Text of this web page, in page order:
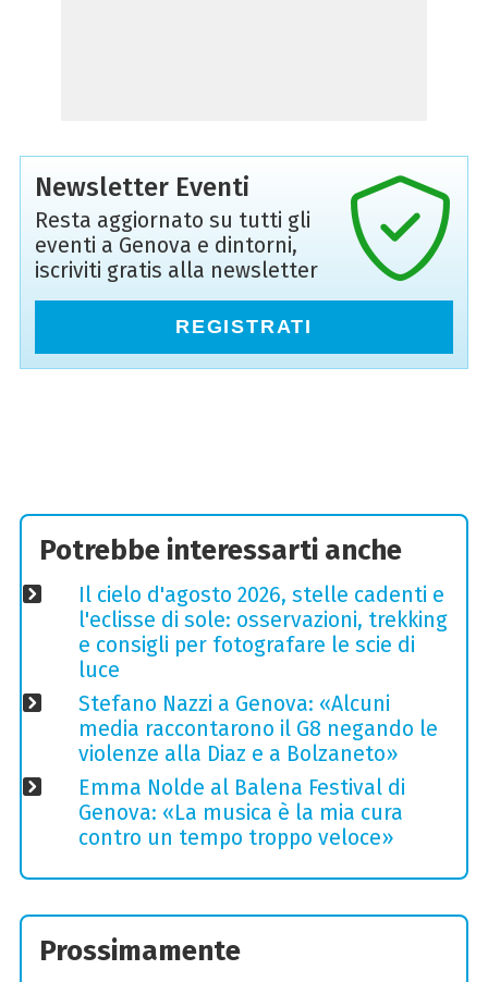
Newsletter Eventi
Resta aggiornato su tutti gli
eventi a Genova e dintorni,
iscriviti gratis alla newsletter
REGISTRATI
Potrebbe interessarti anche
Il cielo d'agosto 2026, stelle cadenti e
l'eclisse di sole: osservazioni, trekking
e consigli per fotografare le scie di
luce
Stefano Nazzi a Genova: «Alcuni
media raccontarono il G8 negando le
violenze alla Diaz e a Bolzaneto»
Emma Nolde al Balena Festival di
Genova: «La musica è la mia cura
contro un tempo troppo veloce»
Prossimamente